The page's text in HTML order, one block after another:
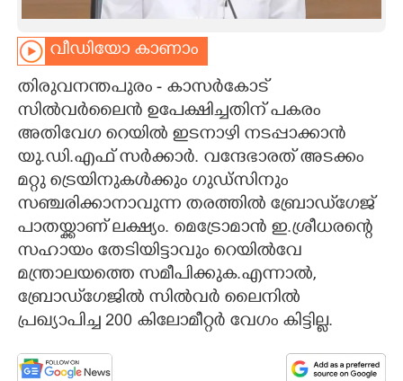
ASTRO
CARTOONS
LITERATURE
ZOOM
CONTACT US
വീഡിയോ കാണാം
തിരുവനന്തപുരം - കാസർകോട്
സിൽവർലൈൻ ഉപേക്ഷിച്ചതിന് പകരം
അതിവേഗ റെയിൽ ഇടനാഴി നടപ്പാക്കാൻ
യു.ഡി.എഫ് സർക്കാർ. വന്ദേഭാരത് അടക്കം
മറ്റു ട്രെയിനുകൾക്കും ഗുഡ്സിനും
സഞ്ചരിക്കാനാവുന്ന തരത്തിൽ ബ്രോഡ്‌ഗേജ്
പാതയ്ക്കാണ് ലക്ഷ്യം. മെട്രോമാൻ ഇ.ശ്രീധരന്റെ
സഹായം തേടിയിട്ടാവും റെയിൽവേ
മന്ത്രാലയത്തെ സമീപിക്കുക.എന്നാൽ,
ബ്രോഡ്‌ഗേജിൽ സിൽവർ ലൈനിൽ
പ്രഖ്യാപിച്ച 200 കിലോമീറ്റർ വേഗം കിട്ടില്ല.